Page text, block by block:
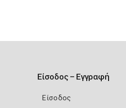
Είσοδος – Εγγραφή
Είσοδος